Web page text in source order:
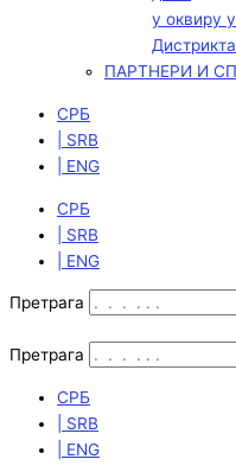
у оквиру
ПАРТНЕРИ И
СРБ
| SRB
| ENG
СРБ
| SRB
| ENG
Претрага
Претрага
СРБ
| SRB
| ENG